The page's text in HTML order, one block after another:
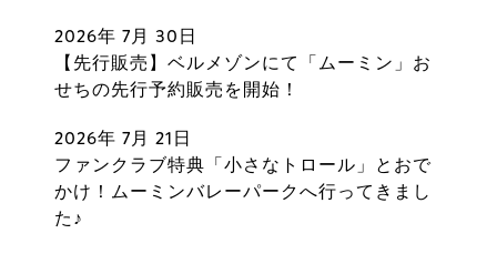
2026年 7月 30日
【先行販売】ベルメゾンにて「ムーミン」お
せちの先行予約販売を開始！
2026年 7月 21日
ファンクラブ特典「小さなトロール」とおで
かけ！ムーミンバレーパークへ行ってきまし
た♪